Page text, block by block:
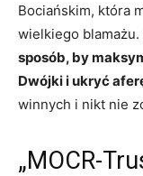
Bociańskim, która
wielkiego blamażu.
sposób, by
Dwójki i ukryć
winnych i nikt nie
„MOCR-